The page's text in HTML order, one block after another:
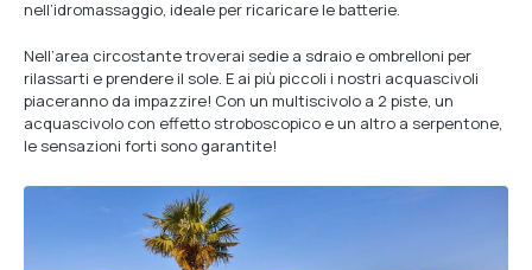
nell’idromassaggio, ideale per ricaricare le batterie.
Nell’area circostante troverai sedie a sdraio e ombrelloni per
rilassarti e prendere il sole. E ai più piccoli i nostri acquascivoli
piaceranno da impazzire! Con un multiscivolo a 2 piste, un
acquascivolo con effetto stroboscopico e un altro a serpentone,
le sensazioni forti sono garantite!